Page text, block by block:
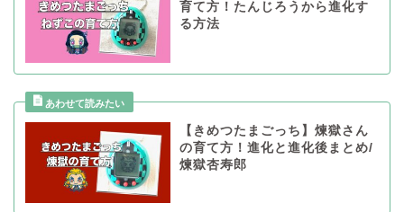
育て方！たんじろうから進化す
る方法
【きめつたまごっち】煉獄さん
の育て方！進化と進化後まとめ/
煉獄杏寿郎